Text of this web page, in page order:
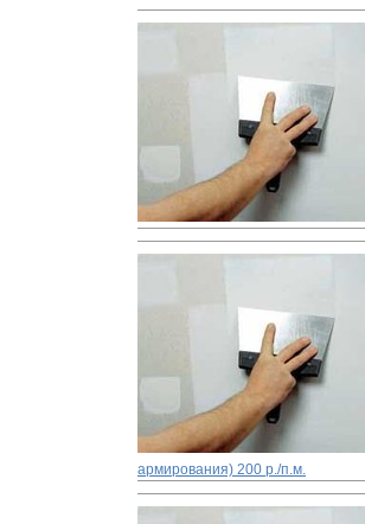
армирования) 200 р./п.м.